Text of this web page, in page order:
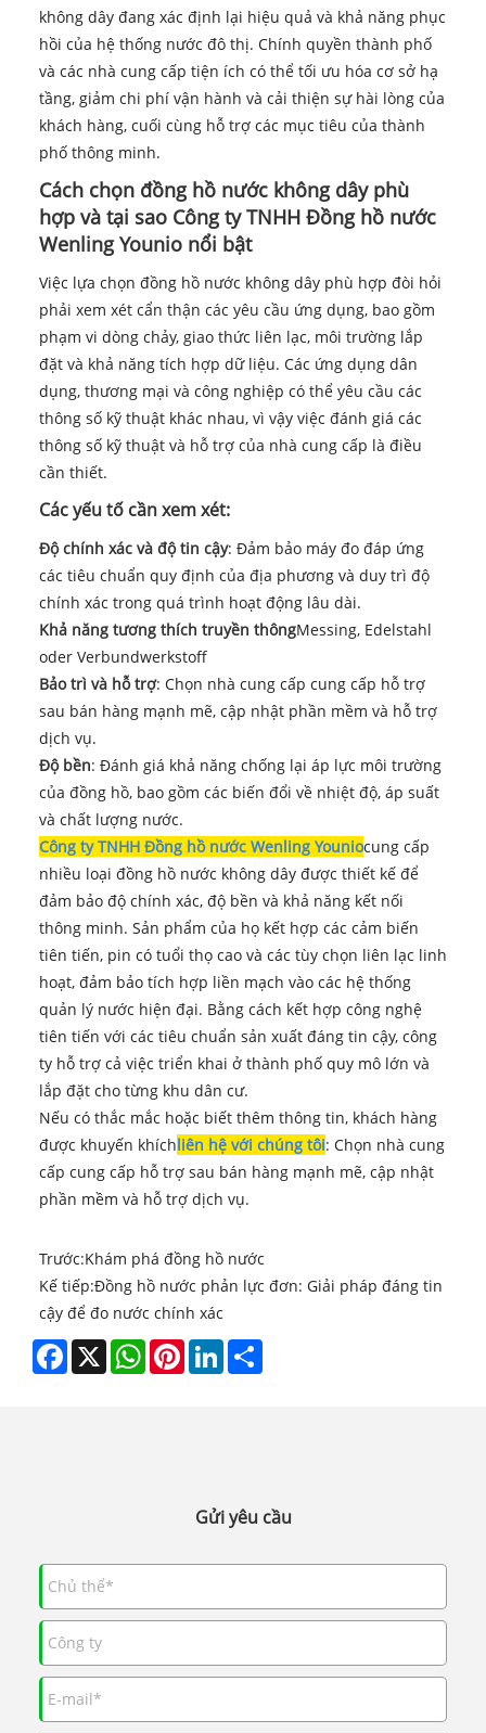
không dây đang xác định lại hiệu quả và khả năng phục
hồi của hệ thống nước đô thị. Chính quyền thành phố
và các nhà cung cấp tiện ích có thể tối ưu hóa cơ sở hạ
tầng, giảm chi phí vận hành và cải thiện sự hài lòng của
khách hàng, cuối cùng hỗ trợ các mục tiêu của thành
phố thông minh.
Cách chọn đồng hồ nước không dây phù
hợp và tại sao Công ty TNHH Đồng hồ nước
Wenling Younio nổi bật
Việc lựa chọn đồng hồ nước không dây phù hợp đòi hỏi
phải xem xét cẩn thận các yêu cầu ứng dụng, bao gồm
phạm vi dòng chảy, giao thức liên lạc, môi trường lắp
đặt và khả năng tích hợp dữ liệu. Các ứng dụng dân
dụng, thương mại và công nghiệp có thể yêu cầu các
thông số kỹ thuật khác nhau, vì vậy việc đánh giá các
thông số kỹ thuật và hỗ trợ của nhà cung cấp là điều
cần thiết.
Các yếu tố cần xem xét:
Độ chính xác và độ tin cậy: Đảm bảo máy đo đáp ứng
các tiêu chuẩn quy định của địa phương và duy trì độ
chính xác trong quá trình hoạt động lâu dài.
Khả năng tương thích truyền thôngMessing, Edelstahl
oder Verbundwerkstoff
Bảo trì và hỗ trợ: Chọn nhà cung cấp cung cấp hỗ trợ
sau bán hàng mạnh mẽ, cập nhật phần mềm và hỗ trợ
dịch vụ.
Độ bền: Đánh giá khả năng chống lại áp lực môi trường
của đồng hồ, bao gồm các biến đổi về nhiệt độ, áp suất
và chất lượng nước.
Công ty TNHH Đồng hồ nước Wenling Youniocung cấp
nhiều loại đồng hồ nước không dây được thiết kế để
đảm bảo độ chính xác, độ bền và khả năng kết nối
thông minh. Sản phẩm của họ kết hợp các cảm biến
tiên tiến, pin có tuổi thọ cao và các tùy chọn liên lạc linh
hoạt, đảm bảo tích hợp liền mạch vào các hệ thống
quản lý nước hiện đại. Bằng cách kết hợp công nghệ
tiên tiến với các tiêu chuẩn sản xuất đáng tin cậy, công
ty hỗ trợ cả việc triển khai ở thành phố quy mô lớn và
lắp đặt cho từng khu dân cư.
Nếu có thắc mắc hoặc biết thêm thông tin, khách hàng
được khuyến khíchliên hệ với chúng tôi: Chọn nhà cung
cấp cung cấp hỗ trợ sau bán hàng mạnh mẽ, cập nhật
phần mềm và hỗ trợ dịch vụ.
Trước:Khám phá đồng hồ nước
Kế tiếp:Đồng hồ nước phản lực đơn: Giải pháp đáng tin
cậy để đo nước chính xác
Facebook
X WhatsAppPinterestLinkedInShare
Gửi yêu cầu